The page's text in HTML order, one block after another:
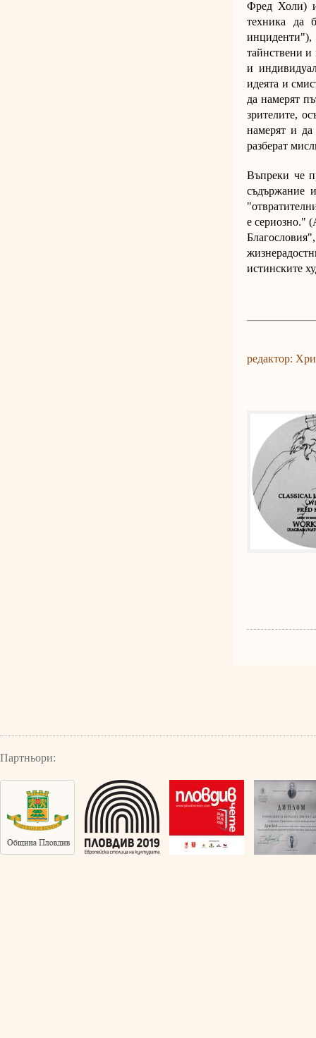
Фред Холи) и
техника да
тайнствени
и
идеята и
да намерят
зрителите,
намерят и да
разберат
Въпреки че
съдържание
е сериозно."
истинските
редактор:
Партньори: